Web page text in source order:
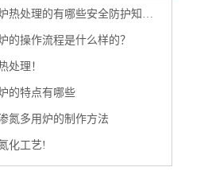
热处理的有哪些安全防护知识？
的操作流程是什么样的？
处理！
的特点有哪些
氮多用炉的制作方法
化工艺!